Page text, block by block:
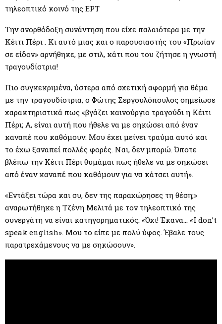
E
N
U
τηλεοπτικό κοινό της ΕΡΤ
Την ανορθόδοξη συνάντηση που είχε παλαιότερα με την
Κέιτι Πέρι . Κι αυτό μιας και ο παρουσιαστής του «Πρωίαν
σε είδον» αρνήθηκε, με στιλ, κάτι που του ζήτησε η γνωστή
τραγουδίστρια!
Πιο συγκεκριμένα, ύστερα από σχετική αφορμή για θέμα
με την τραγουδίστρια, ο Φώτης Σεργουλόπουλος σημείωσε
χαρακτηριστικά πως «βγάζει καινούργιο τραγούδι η Κέιτι
Πέρι; A, είναι αυτή που ήθελε να με σηκώσει από έναν
καναπέ που καθόμουν. Μου έχει μείνει τραύμα αυτό και
το έχω ξαναπεί πολλές φορές. Ναι, δεν μπορώ. Όποτε
βλέπω την Κέιτι Πέρι θυμάμαι πως ήθελε να με σηκώσει
από έναν καναπέ που καθόμουν για να κάτσει αυτή».
«Εντάξει τώρα και συ, δεν της παραχώρησες τη θέση;»
αναρωτήθηκε η Τζένη Μελιτά με τον τηλεοπτικό της
συνεργάτη να είναι κατηγορηματικός. «Όχι! Έκανα… «I don’t
speak english». Μου το είπε με πολύ ύφος. Έβαλε τους
παρατρεχάμενους να με σηκώσουν».